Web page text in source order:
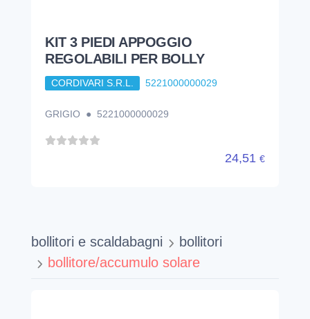
KIT 3 PIEDI APPOGGIO
REGOLABILI PER BOLLY
CORDIVARI S.R.L. 5221000000029
GRIGIO ● 5221000000029
24,51 €
bollitori e scaldabagni
bollitori
bollitore/accumulo solare